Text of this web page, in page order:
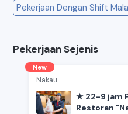
Pekerjaan Dengan Shift
Pekerjaan Sejenis
New
Nakau
★ 22-9 jam
Restoran